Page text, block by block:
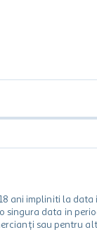
ani impliniti la
data in
sau pentru